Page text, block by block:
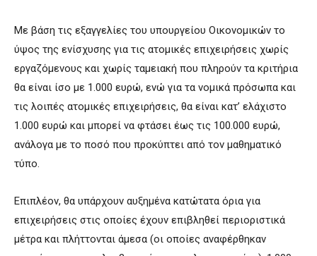
Με βάση τις εξαγγελίες του υπουργείου Οικονομικών το
ύψος της ενίσχυσης για τις ατομικές επιχειρήσεις χωρίς
εργαζόμενους και χωρίς ταμειακή που πληρούν τα κριτήρια
θα είναι ίσο με 1.000 ευρώ, ενώ για τα νομικά πρόσωπα και
τις λοιπές ατομικές επιχειρήσεις, θα είναι κατ’ ελάχιστο
1.000 ευρώ και μπορεί να φτάσει έως τις 100.000 ευρώ,
ανάλογα με το ποσό που προκύπτει από τον μαθηματικό
τύπο.
Επιπλέον, θα υπάρχουν αυξημένα κατώτατα όρια για
επιχειρήσεις στις οποίες έχουν επιβληθεί περιοριστικά
μέτρα και πλήττονται άμεσα (οι οποίες αναφέρθηκαν